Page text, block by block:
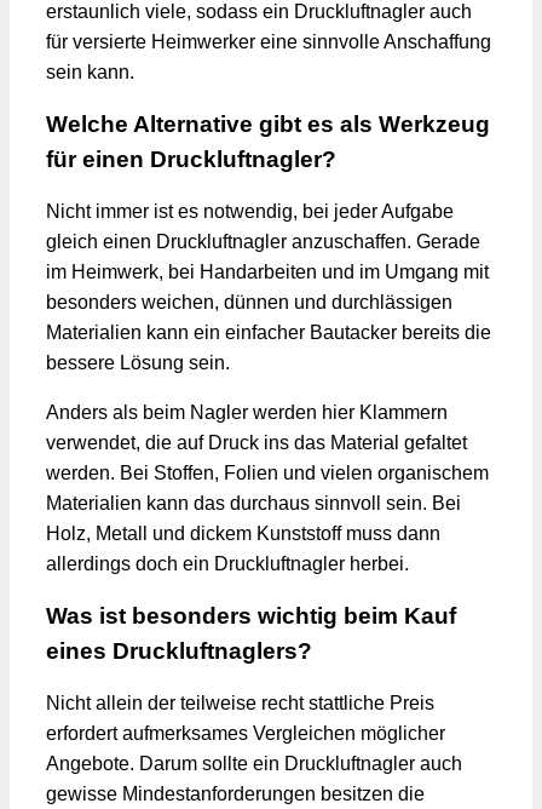
erstaunlich viele, sodass ein Druckluftnagler auch
für versierte Heimwerker eine sinnvolle Anschaffung
sein kann.
Welche Alternative gibt es als Werkzeug
für einen Druckluftnagler?
Nicht immer ist es notwendig, bei jeder Aufgabe
gleich einen Druckluftnagler anzuschaffen. Gerade
im Heimwerk, bei Handarbeiten und im Umgang mit
besonders weichen, dünnen und durchlässigen
Materialien kann ein einfacher Bautacker bereits die
bessere Lösung sein.
Anders als beim Nagler werden hier Klammern
verwendet, die auf Druck ins das Material gefaltet
werden. Bei Stoffen, Folien und vielen organischem
Materialien kann das durchaus sinnvoll sein. Bei
Holz, Metall und dickem Kunststoff muss dann
allerdings doch ein Druckluftnagler herbei.
Was ist besonders wichtig beim Kauf
eines Druckluftnaglers?
Nicht allein der teilweise recht stattliche Preis
erfordert aufmerksames Vergleichen möglicher
Angebote. Darum sollte ein Druckluftnagler auch
gewisse Mindestanforderungen besitzen die